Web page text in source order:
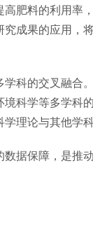
肥料的利用率
成果的应用，
的交叉融合
科学等多学科
理论与其他学
据保障，是推